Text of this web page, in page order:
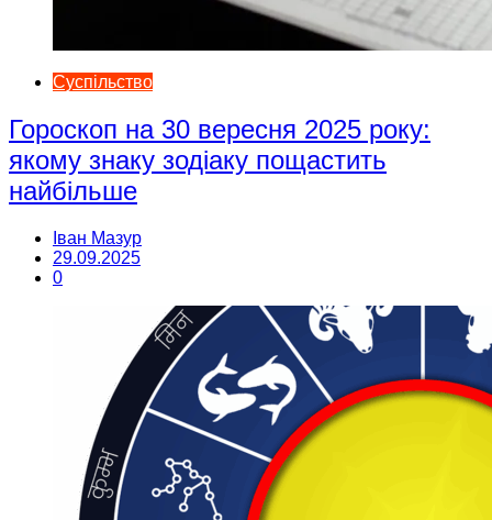
Суспільство
Гороскоп на 30 вересня 2025 року:
якому знаку зодіаку пощастить
найбільше
Іван Мазур
29.09.2025
0